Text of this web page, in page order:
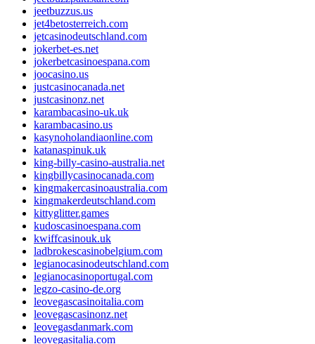
jeetbuzzus.us
jet4betosterreich.com
jetcasinodeutschland.com
jokerbet-es.net
jokerbetcasinoespana.com
joocasino.us
justcasinocanada.net
justcasinonz.net
karambacasino-uk.uk
karambacasino.us
kasynoholandiaonline.com
katanaspinuk.uk
king-billy-casino-australia.net
kingbillycasinocanada.com
kingmakercasinoaustralia.com
kingmakerdeutschland.com
kittyglitter.games
kudoscasinoespana.com
kwiffcasinouk.uk
ladbrokescasinobelgium.com
legianocasinodeutschland.com
legianocasinoportugal.com
legzo-casino-de.org
leovegascasinoitalia.com
leovegascasinonz.net
leovegasdanmark.com
leovegasitalia.com